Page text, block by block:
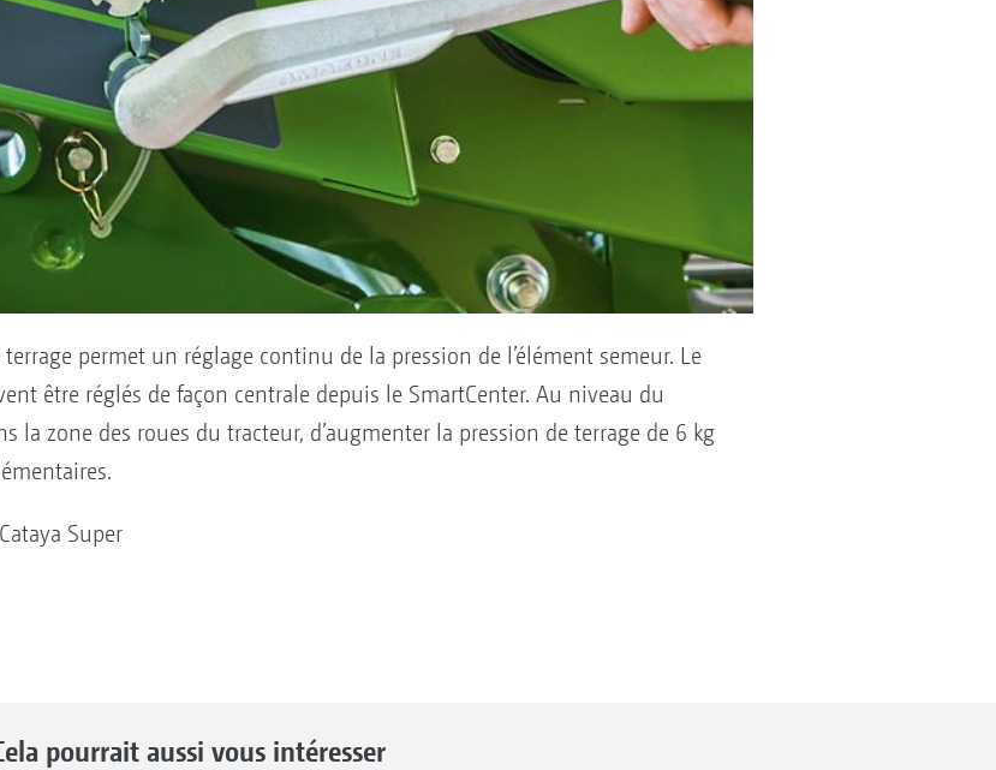
permet un réglage continu de la pression de l’élément semeur. Le
être réglés de façon centrale depuis le SmartCenter. Au niveau du
la zone des roues du tracteur, d’augmenter la pression de terrage de 6 kg
Super
pourrait aussi vous intéresser